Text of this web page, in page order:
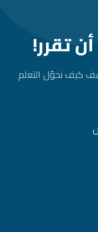
تقرر!
كيف نحوّل التعلم